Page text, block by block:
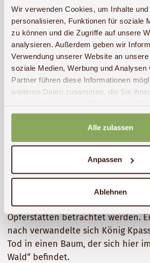
Wir verwenden Cookies, um Inhalte
personalisieren, Funktionen für soziale
zu können und die Zugriffe auf unsere
analysieren. Außerdem geben wir
Verwendung unserer Website an
soziale Medien, Werbung und Analysen
Partner führen diese Informationen
weiteren Daten zusammen, die Sie
gesammelt haben.
Alle zulassen
Anpassen
Ablehnen
bestaunen jedes Jahr während
Opferungen von Hühnern und
hingebende Tänzer in Trance und
anschließende Party mit viel Gin.
man hier den echten Voodoo fern
Klischees. Während des 10.
südlichen Benin noch eine
authentischen Veranstaltungen
Popo.
Stadtzentrum befindet und von
hochgewachsenen mit Flughunden
Bäumen umgeben ist, können
gestaltete Statuen von lokalen
Gottheiten und eine Vielzahl von
Opferstätten betrachtet werden.
nach verwandelte sich König
Tod in einen Baum, der sich hier
Wald“ befindet.